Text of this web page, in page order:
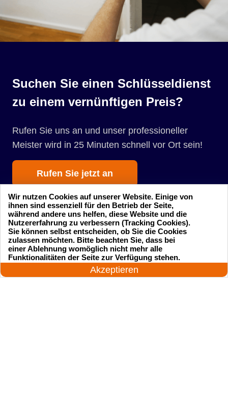
Suchen Sie einen Schlüsseldienst
zu einem vernünftigen Preis?
Rufen Sie uns an und unser professioneller
Meister wird in 25 Minuten schnell vor Ort sein!
Rufen Sie jetzt an
Startseite Einsatzgebiete
Preise
24 Stunden am Tag
Akzeptieren
Wir nutzen Cookies auf unserer Website. Einige von
ihnen sind essenziell für den Betrieb der Seite,
während andere uns helfen, diese Website und die
Nutzererfahrung zu verbessern (Tracking Cookies).
Sie können selbst entscheiden, ob Sie die Cookies
zulassen möchten. Bitte beachten Sie, dass bei
einer Ablehnung womöglich nicht mehr alle
Funktionalitäten der Seite zur Verfügung stehen.